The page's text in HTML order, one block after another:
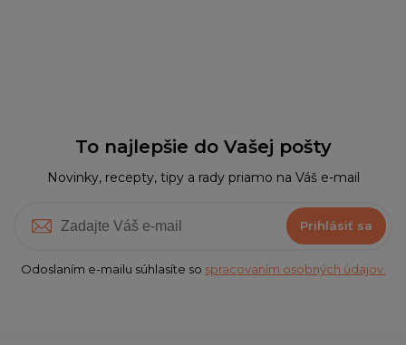
To najlepšie do Vašej pošty
Novinky, recepty, tipy a rady priamo na Váš e-mail
Prihlásiť sa
Odoslaním e-mailu súhlasíte so spracovaním osobných údajov.